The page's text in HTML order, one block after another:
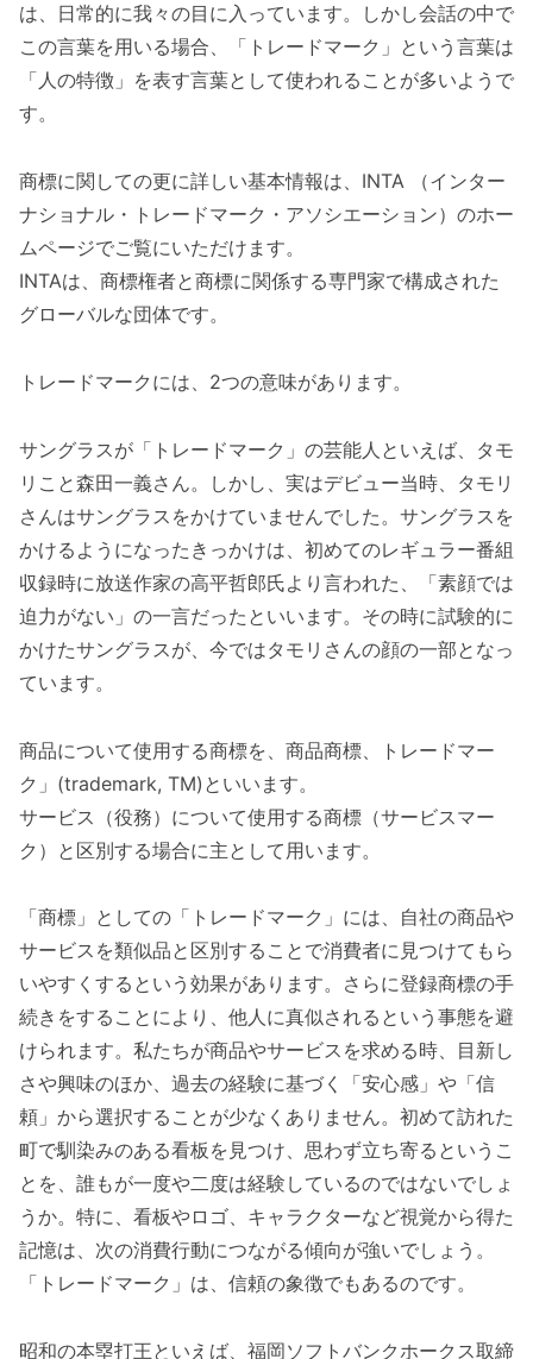
は、日常的に我々の目に入っています。しかし会話の中で
この言葉を用いる場合、「トレードマーク」という言葉は
「人の特徴」を表す言葉として使われることが多いようで
す。
商標に関しての更に詳しい基本情報は、INTA （インター
ナショナル・トレードマーク・アソシエーション）のホー
ムページでご覧にいただけます。
INTAは、商標権者と商標に関係する専門家で構成された
グローバルな団体です。
トレードマークには、2つの意味があります。
サングラスが「トレードマーク」の芸能人といえば、タモ
リこと森田一義さん。しかし、実はデビュー当時、タモリ
さんはサングラスをかけていませんでした。サングラスを
かけるようになったきっかけは、初めてのレギュラー番組
収録時に放送作家の高平哲郎氏より言われた、「素顔では
迫力がない」の一言だったといいます。その時に試験的に
かけたサングラスが、今ではタモリさんの顔の一部となっ
ています。
商品について使用する商標を、商品商標、トレードマー
ク」(trademark, TM)といいます。
サービス（役務）について使用する商標（サービスマー
ク）と区別する場合に主として用います。
「商標」としての「トレードマーク」には、自社の商品や
サービスを類似品と区別することで消費者に見つけてもら
いやすくするという効果があります。さらに登録商標の手
続きをすることにより、他人に真似されるという事態を避
けられます。私たちが商品やサービスを求める時、目新し
さや興味のほか、過去の経験に基づく「安心感」や「信
頼」から選択することが少なくありません。初めて訪れた
町で馴染みのある看板を見つけ、思わず立ち寄るというこ
とを、誰もが一度や二度は経験しているのではないでしょ
うか。特に、看板やロゴ、キャラクターなど視覚から得た
記憶は、次の消費行動につながる傾向が強いでしょう。
「トレードマーク」は、信頼の象徴でもあるのです。
昭和の本塁打王といえば、福岡ソフトバンクホークス取締